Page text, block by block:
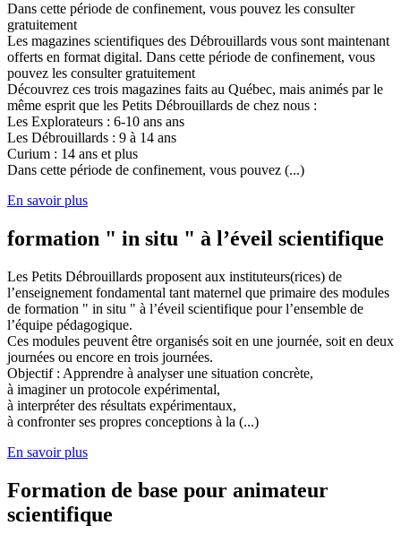
Dans cette période de confinement, vous pouvez les consulter
gratuitement
Les magazines scientifiques des Débrouillards vous sont maintenant
offerts en format digital. Dans cette période de confinement, vous
pouvez les consulter gratuitement
Découvrez ces trois magazines faits au Québec, mais animés par le
même esprit que les Petits Débrouillards de chez nous :
Les Explorateurs : 6-10 ans ans
Les Débrouillards : 9 à 14 ans
Curium : 14 ans et plus
Dans cette période de confinement, vous pouvez (...)
En savoir plus
formation " in situ " à l’éveil scientifique
Les Petits Débrouillards proposent aux instituteurs(rices) de
l’enseignement fondamental tant maternel que primaire des modules
de formation " in situ " à l’éveil scientifique pour l’ensemble de
l’équipe pédagogique.
Ces modules peuvent être organisés soit en une journée, soit en deux
journées ou encore en trois journées.
Objectif : Apprendre à analyser une situation concrète,
à imaginer un protocole expérimental,
à interpréter des résultats expérimentaux,
à confronter ses propres conceptions à la (...)
En savoir plus
Formation de base pour animateur
scientifique